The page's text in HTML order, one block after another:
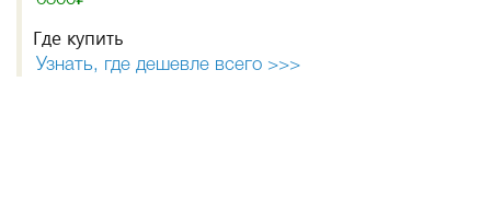
Где купить
Узнать, где дешевле всего >>>